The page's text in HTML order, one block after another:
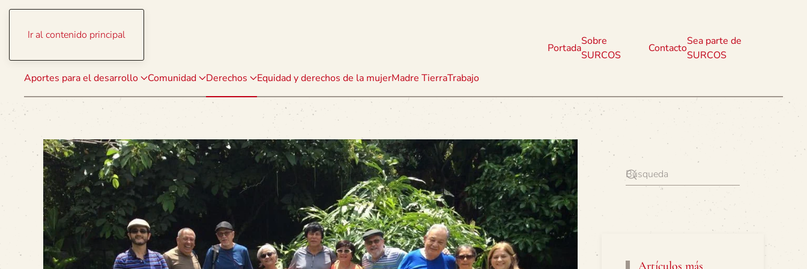
Ir al contenido principal
Aportes para el desarrollo Comunidad Derechos Equidad y derechos de la mujerMadre TierraTrabajo
Portada
Sobre
SURCOS
Contacto
Sea parte de
SURCOS
Artículos más